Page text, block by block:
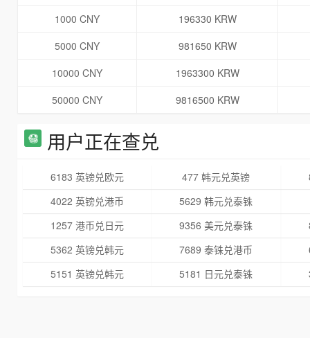
1000 CNY
196330 KRW
5000 CNY
981650 KRW
10000 CNY
1963300 KRW
50000 CNY
9816500 KRW
用户正在查兑
6183 英镑兑欧元 477 韩元兑英镑
4022 英镑兑港币
5629 韩元兑泰铢
1257 港币兑日元
9356 美元兑泰铢
5362 英镑兑韩元
7689 泰铢兑港币
5151 英镑兑韩元
5181 日元兑泰铢